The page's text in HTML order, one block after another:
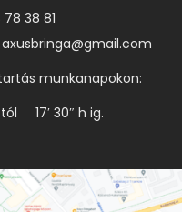
78 38 81
axusbringa@gmail.com
munkanapokon:
tól 17′ 30″ h ig.